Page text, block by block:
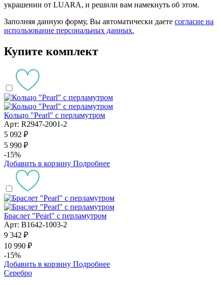
украшении от LUARA, и решили вам намекнуть об этом.
Заполняя данную форму, Вы автоматически даете согласие на
использование персональных данных.
Купите комплект
Кольцо "Pearl" с перламутром
Арт: R2947-2001-2
5 092 ₽
5 990 ₽
-15%
Добавить в корзину Подробнее
Браслет "Pearl" с перламутром
Арт: B1642-1003-2
9 342 ₽
10 990 ₽
-15%
Добавить в корзину Подробнее
Серебро